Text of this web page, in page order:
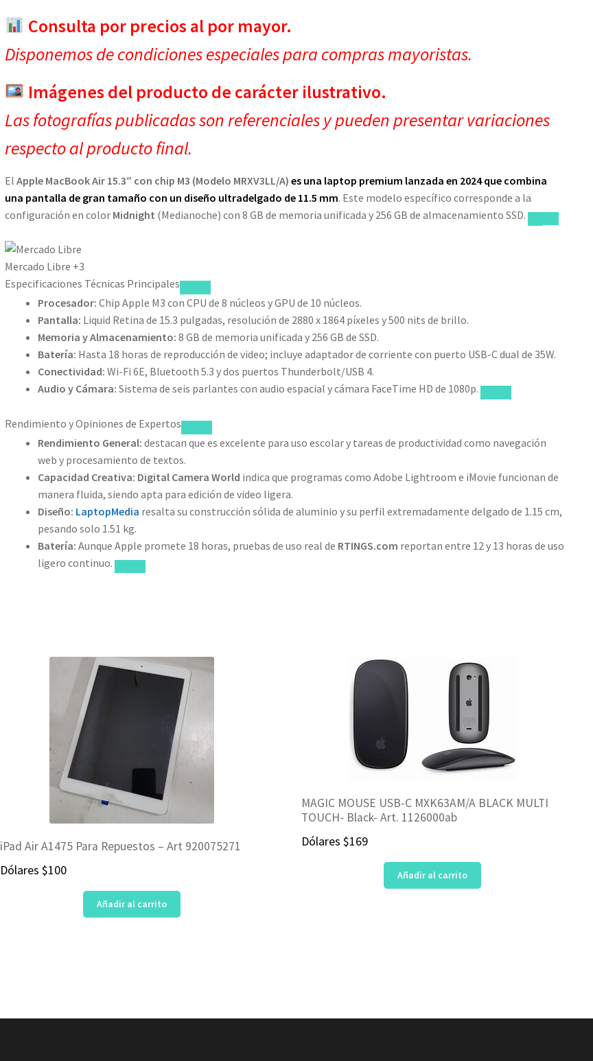
Consulta por precios al por mayor.
Disponemos de condiciones especiales para compras mayoristas.
Imágenes del producto de carácter ilustrativo.
Las fotografías publicadas son referenciales y pueden presentar variaciones
respecto al producto final.
El Apple MacBook Air 15.3″ con chip M3 (Modelo MRXV3LL/A) es una laptop premium lanzada en 2024 que combina
una pantalla de gran tamaño con un diseño ultradelgado de 11.5 mm. Este modelo específico corresponde a la
configuración en color Midnight (Medianoche) con 8 GB de memoria unificada y 256 GB de almacenamiento SSD.
Mercado Libre +3
Especificaciones Técnicas Principales
Procesador: Chip Apple M3 con CPU de 8 núcleos y GPU de 10 núcleos.
Pantalla: Liquid Retina de 15.3 pulgadas, resolución de 2880 x 1864 píxeles y 500 nits de brillo.
Memoria y Almacenamiento: 8 GB de memoria unificada y 256 GB de SSD.
Batería: Hasta 18 horas de reproducción de video; incluye adaptador de corriente con puerto USB-C dual de 35W.
Conectividad: Wi-Fi 6E, Bluetooth 5.3 y dos puertos Thunderbolt/USB 4.
Audio y Cámara: Sistema de seis parlantes con audio espacial y cámara FaceTime HD de 1080p.
Rendimiento y Opiniones de Expertos
Rendimiento General: destacan que es excelente para uso escolar y tareas de productividad como navegación
web y procesamiento de textos.
Capacidad Creativa: Digital Camera World indica que programas como Adobe Lightroom e iMovie funcionan de
manera fluida, siendo apta para edición de video ligera.
Diseño: LaptopMedia resalta su construcción sólida de aluminio y su perfil extremadamente delgado de 1.15 cm,
pesando solo 1.51 kg.
Batería: Aunque Apple promete 18 horas, pruebas de uso real de RTINGS.com reportan entre 12 y 13 horas de uso
ligero continuo.
iPad Air A1475 Para Repuestos – Art 920075271
Dólares$100
Añadir al carrito
MAGIC MOUSE USB-C MXK63AM/A BLACK MULTI
TOUCH- Black- Art. 1126000ab
Dólares $169
Añadir al carrito